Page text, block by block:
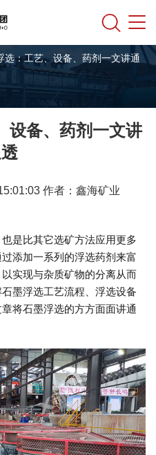
选：工艺、设备、药剂一文讲通
设备、药剂一文讲
作者：鑫海矿业
是比其它选矿方法应用更多
添加一系列的浮选药剂来富
实现与杂质矿物的分离从而
墨浮选工艺流程、浮选设备
将石墨浮选的方方面面讲通